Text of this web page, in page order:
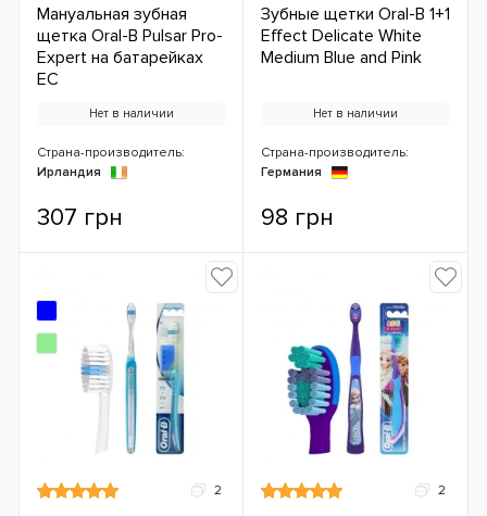
Мануальная зубная
щетка Oral-B Pulsar Pro-
Expert на батарейках
ЕС
Нет в наличии
Страна-производитель:
Ирландия
307 грн
Зубные щетки Oral-B 1+1
Effect Delicate White
Medium Blue and Pink
Нет в наличии
Страна-производитель:
Германия
98 грн
2 2